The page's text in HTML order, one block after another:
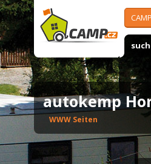
autokemp
WWW Seiten